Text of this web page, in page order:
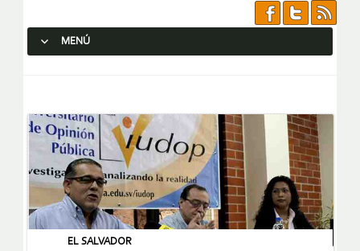
MENÚ
EL SALVADOR